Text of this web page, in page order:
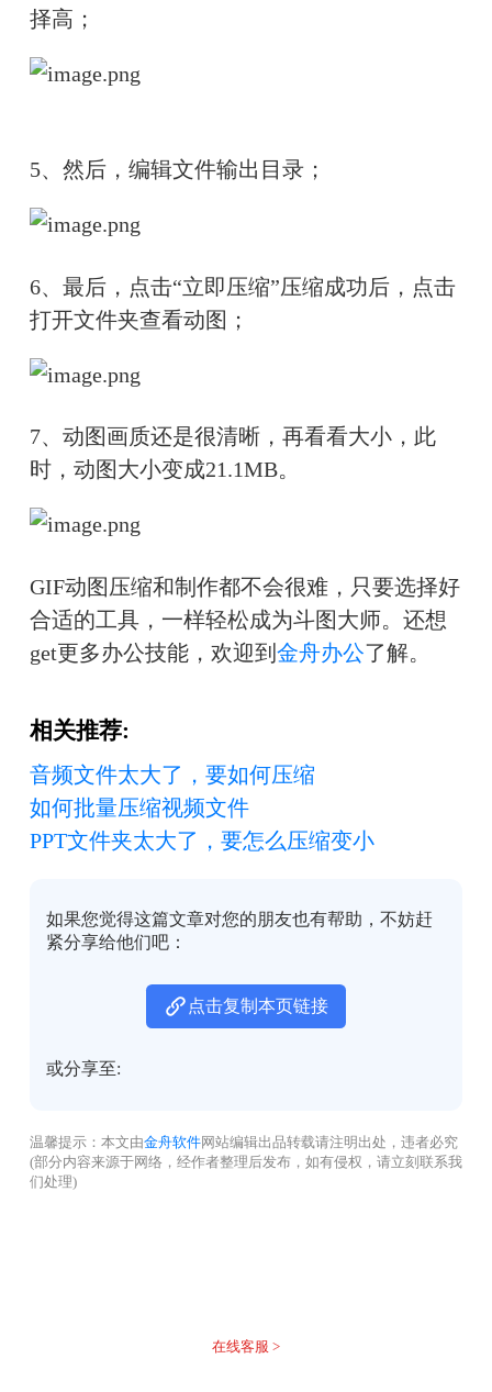
择高；
5、然后，编辑文件输出目录；
6、最后，点击“立即压缩”压缩成功后，点击
打开文件夹查看动图；
7、动图画质还是很清晰，再看看大小，此
时，动图大小变成21.1MB。
GIF动图压缩和制作都不会很难，只要选择好
合适的工具，一样轻松成为斗图大师。还想
get更多办公技能，欢迎到 金舟办公了解。
相关推荐:
音频文件太大了，要如何压缩
如何批量压缩视频文件
PPT文件夹太大了，要怎么压缩变小
如果您觉得这篇文章对您的朋友也有帮助，不妨赶
紧分享给他们吧：
点击复制本页链接
或分享至:
温馨提示：本文由金舟软件网站编辑出品转载请注明出处，违者必究
(部分内容来源于网络，经作者整理后发布，如有侵权，请立刻联系我
们处理)
在线客服 >